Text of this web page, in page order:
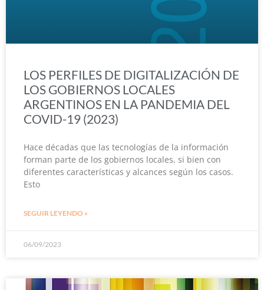
LOS PERFILES DE DIGITALIZACIÓN DE
LOS GOBIERNOS LOCALES
ARGENTINOS EN LA PANDEMIA DEL
COVID-19 (2023)
Hace décadas que las tecnologías de la información
forman parte de los gobiernos locales, si bien con
diferentes características y alcances según los casos.
Esto
SEGUIR LEYENDO »
06/09/2023